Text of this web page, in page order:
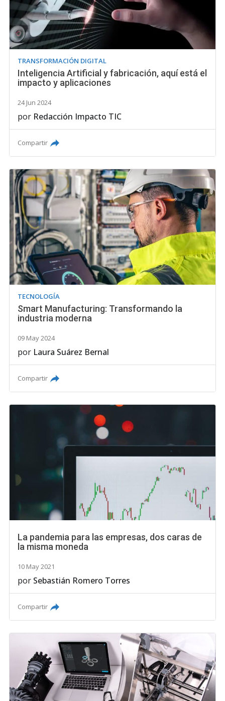
TRANSFORMACIÓN DIGITAL
Inteligencia Artificial y fabricación, aquí está el
impacto y aplicaciones
24 Jun 2024
por Redacción Impacto TIC
Compartir
TECNOLOGÍA
Smart Manufacturing: Transformando la
industria moderna
09 May 2024
por Laura Suárez Bernal
Compartir
La pandemia para las empresas, dos caras de
la misma moneda
10 May 2021
por Sebastián Romero Torres
Compartir